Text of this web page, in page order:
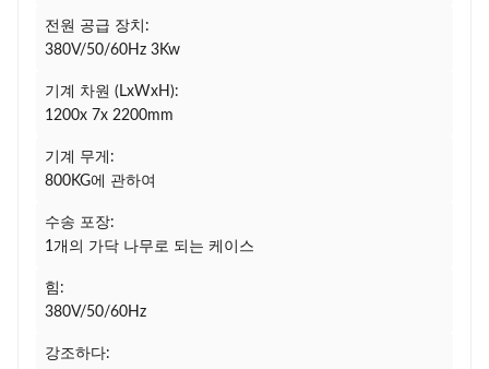
전원 공급 장치:
380V/50/60Hz 3Kw
기계 차원 (LxWxH):
1200x 7x 2200mm
기계 무게:
800KG에 관하여
수송 포장:
1개의 가닥 나무로 되는 케이스
힘:
380V/50/60Hz
강조하다: